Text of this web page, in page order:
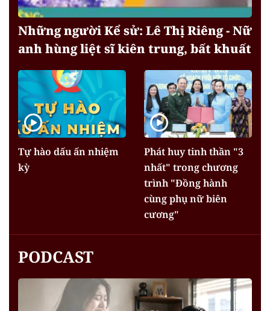
Những người Kể sử: Lê Thị Riêng - Nữ
anh hùng liệt sĩ kiên trung, bất khuất
Tự hào dấu ấn nhiệm
kỳ
Phát huy tinh thần "3
nhất" trong chương
trình "Đồng hành
cùng phụ nữ biên
cương"
PODCAST